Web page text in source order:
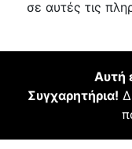
σε αυτές τις
Αυτή
Συγχαρητήρια!